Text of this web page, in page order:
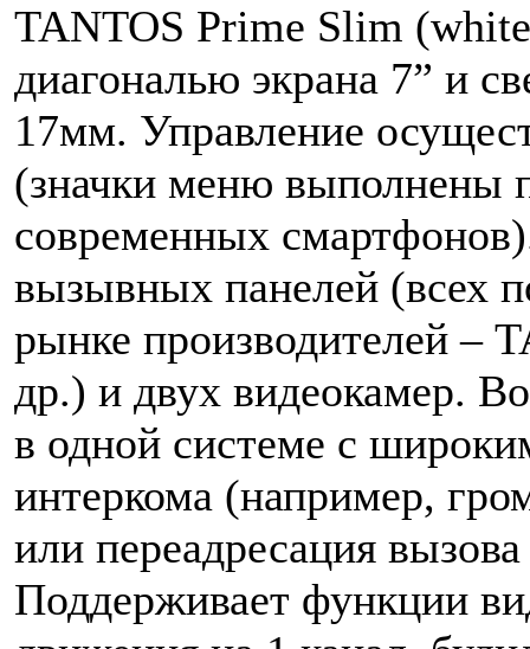
TANTOS Prime Slim
диагональю экрана 7” и
17мм. Управление
(значки меню выполнены
современных
вызывных панелей (всех
рынке производителей –
др.) и двух видеокамер.
в одной системе с
интеркома (например,
или переадресация
Поддерживает функции